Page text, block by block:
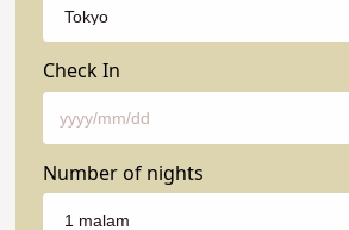
Check In
Number of nights